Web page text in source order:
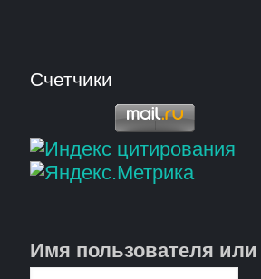
Счетчики
Имя пользователя или